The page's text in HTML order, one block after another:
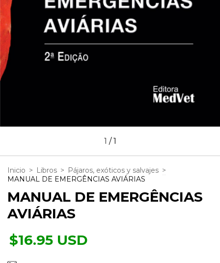
1 /1
Inicio > Libros > Pájaros, exóticos y salvajes >
MANUAL DE EMERGÊNCIAS AVIÁRIAS
MANUAL DE EMERGÊNCIAS
AVIÁRIAS
$16.95 USD